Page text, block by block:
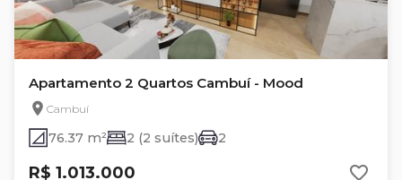
Apartamento 2 Quartos Cambuí - Mood
Cambuí
76.37 m² 2 (2 suítes) 2
R$ 1.013.000